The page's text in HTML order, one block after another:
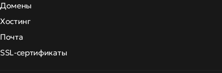
Домены
Хостинг
Почта
SSL-сертификаты